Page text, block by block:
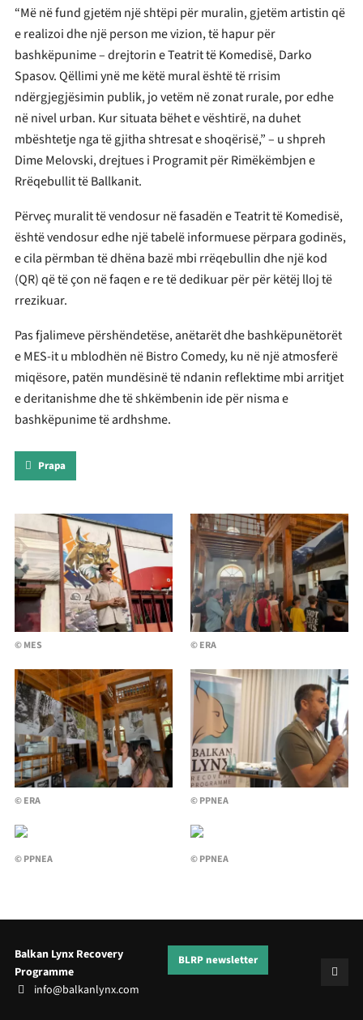
“Më në fund gjetëm një shtëpi për muralin, gjetëm artistin që
e realizoi dhe një person me vizion, të hapur për
bashkëpunime – drejtorin e Teatrit të Komedisë, Darko
Spasov. Qëllimi ynë me këtë mural është të rrisim
ndërgjegjësimin publik, jo vetëm në zonat rurale, por edhe
në nivel urban. Kur situata bëhet e vështirë, na duhet
mbështetje nga të gjitha shtresat e shoqërisë,” – u shpreh
Dime Melovski, drejtues i Programit për Rimëkëmbjen e
Rrëqebullit të Ballkanit.
Përveç muralit të vendosur në fasadën e Teatrit të Komedisë,
është vendosur edhe një tabelë informuese përpara godinës,
e cila përmban të dhëna bazë mbi rrëqebullin dhe një kod
(QR) që të çon në faqen e re të dedikuar për për këtëj lloj të
rrezikuar.
Pas fjalimeve përshëndetëse, anëtarët dhe bashkëpunëtorët
e MES-it u mblodhën në Bistro Comedy, ku në një atmosferë
miqësore, patën mundësinë të ndanin reflektime mbi arritjet
e deritanishme dhe të shkëmbenin ide për nisma e
bashkëpunime të ardhshme.
Prapa
© MES © ERA
© ERA © PPNEA
© PPNEA © PPNEA
Balkan Lynx Recovery
Programme
info@balkanlynx.com
BLRP newsletter